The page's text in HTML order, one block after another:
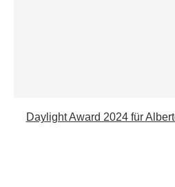
Daylight Award 2024 für